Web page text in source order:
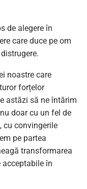
de alegere în
care duce pe om
noastre care
forțelor
astăzi să ne întărim
doar cu un fel de
cu convingerile
pe partea
transformarea
în